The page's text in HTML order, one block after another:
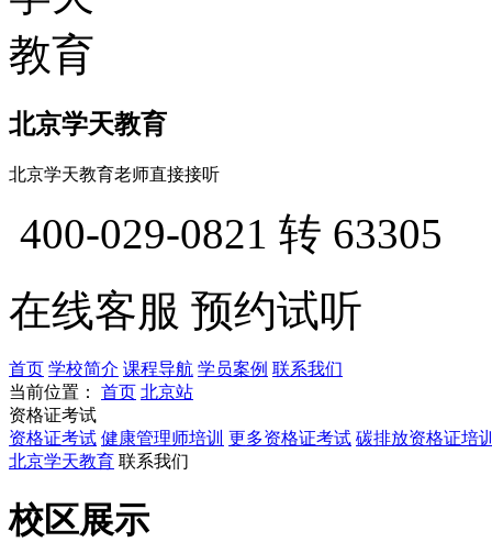
北京学天教育
北京学天教育老师直接接听
400-029-0821 转 63305
在线客服 预约试听
首页 学校简介 课程导航 学员案例 联系我们
当前位置：
首页 北京站
资格证考试
资格证考试 健康管理师培训 更多资格证考试 碳排放资格证培
北京学天教育 联系我们
校区展示